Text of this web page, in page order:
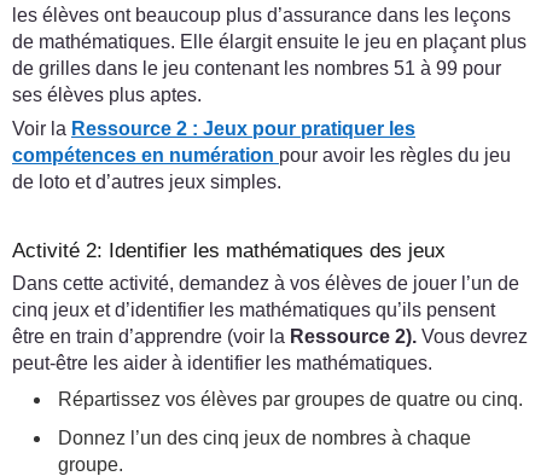
les élèves ont beaucoup plus d’assurance dans les leçons
de mathématiques. Elle élargit ensuite le jeu en plaçant plus
de grilles dans le jeu contenant les nombres 51 à 99 pour
ses élèves plus aptes.
Voir la Ressource 2 : Jeux pour pratiquer les
compétences en numération pour avoir les règles du jeu
de loto et d’autres jeux simples.
Activité 2: Identifier les mathématiques des jeux
Dans cette activité, demandez à vos élèves de jouer l’un de
cinq jeux et d’identifier les mathématiques qu’ils pensent
être en train d’apprendre (voir la Ressource 2). Vous devrez
peut-être les aider à identifier les mathématiques.
Répartissez vos élèves par groupes de quatre ou cinq.
Donnez l’un des cinq jeux de nombres à chaque
groupe.